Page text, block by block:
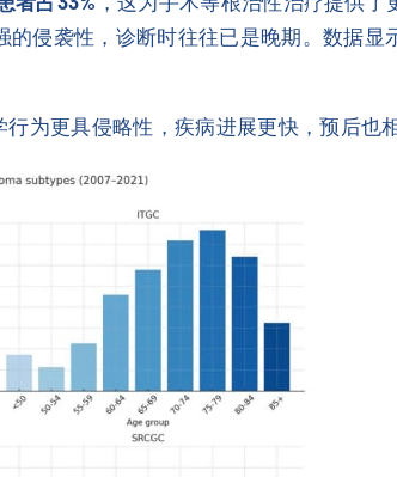
的侵袭性，诊断时往往已是晚期。数据显
为更具侵略性，疾病进展更快，预后也